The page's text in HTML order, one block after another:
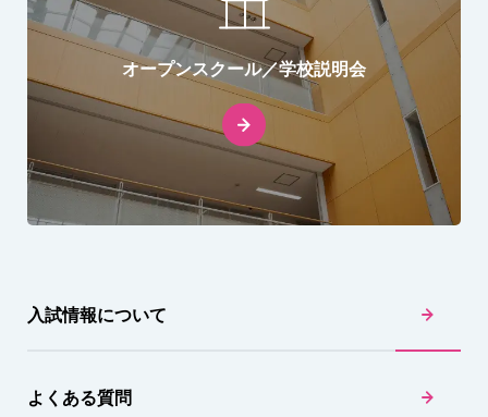
オープンスクール／学校説明会
入試情報について
よくある質問